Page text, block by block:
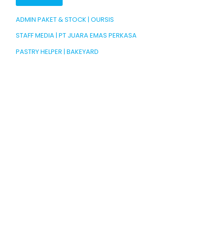
ADMIN PAKET & STOCK | OURSIS
STAFF MEDIA | PT JUARA EMAS PERKASA
PASTRY HELPER | BAKEYARD